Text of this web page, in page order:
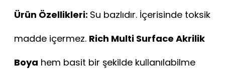
Ürün Özellikleri: Su bazlıdır. İçerisinde toksik
madde içermez. Rich Multi Surface Akrilik
Boya hem basit bir şekilde kullanılabilme